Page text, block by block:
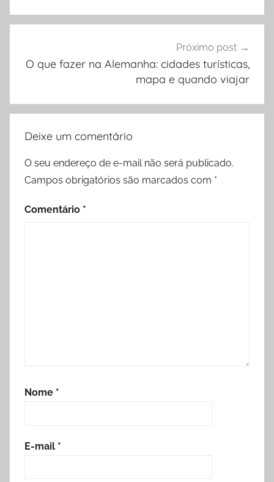
Próximo post
O que fazer na Alemanha: cidades turísticas,
mapa e quando viajar
Deixe um comentário
O seu endereço de e-mail não será publicado.
Campos obrigatórios são marcados com *
Comentário *
Nome *
E-mail *